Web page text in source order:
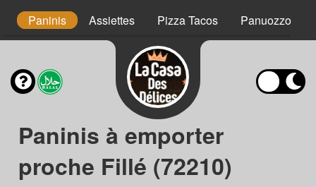
Paninis Assiettes Pizza Tacos Panuozzo
Paninis à emporter
proche Fillé (72210)